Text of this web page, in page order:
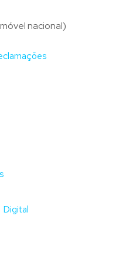
nacional)
Digital